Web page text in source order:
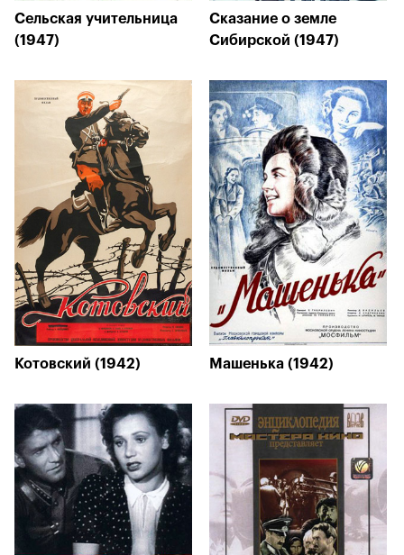
Сельская учительница
(1947)
Сказание о земле
Сибирской (1947)
Котовский (1942) Машенька (1942)